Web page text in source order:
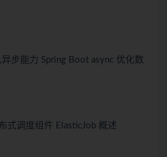
步能力 Spring Boot async 优化数
式调度组件 ElasticJob 概述